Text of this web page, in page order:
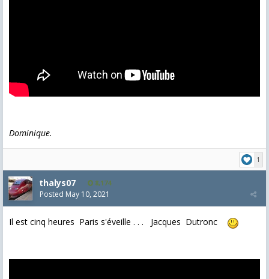
Dominique.
1
thalys07 8,174
Posted May 10, 2021
Il est cinq heures Paris s'éveille . . . Jacques Dutronc